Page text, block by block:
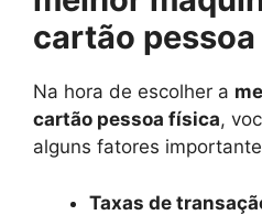
cartão
Na hora de escolher a
cartão pessoa física,
alguns fatores
Taxas de